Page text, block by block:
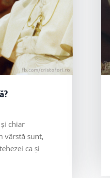
chiar
vârstă sunt,
ca și